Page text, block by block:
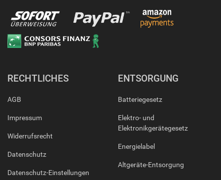
RECHTLICHES
AGB
Impressum
Widerrufsrecht
Datenschutz
Datenschutz-Einstellungen
ENTSORGUNG
Batteriegesetz
Elektro- und
Elektronikgerätegesetz
Energielabel
Altgeräte-Entsorgung